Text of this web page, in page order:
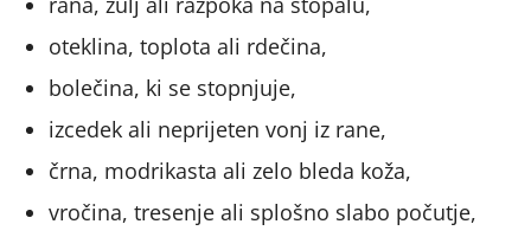
oteklina, toplota ali rdečina,
bolečina, ki se stopnjuje,
izcedek ali neprijeten vonj iz rane,
črna, modrikasta ali zelo bleda koža,
vročina, tresenje ali splošno slabo počutje,